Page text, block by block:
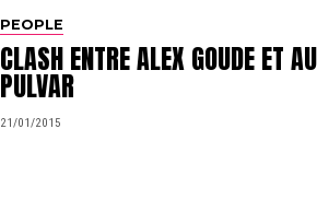
PEOPLE
CLASH ENTRE ALEX GOUDE ET
PULVAR
21/01/2015